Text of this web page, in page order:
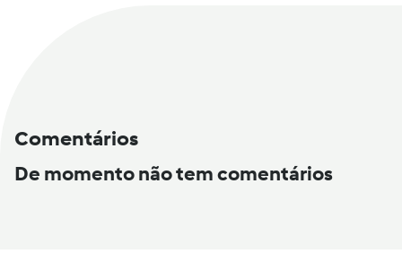
Comentários
De momento não tem comentários